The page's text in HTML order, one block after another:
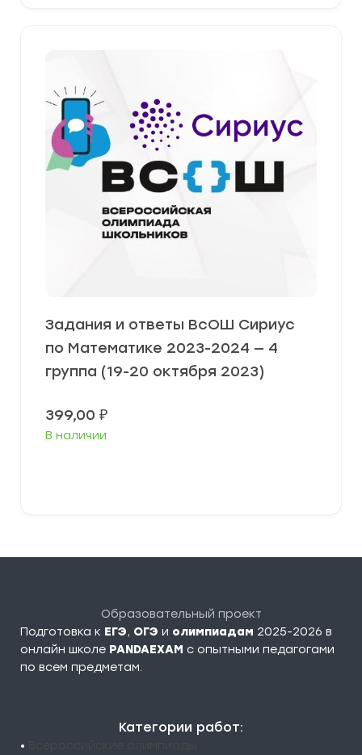
Задания и ответы ВсОШ Сириус
по Математике 2023-2024 — 4
группа (19-20 октября 2023)
399,00 ₽
В наличии
Образовательный проект
Подготовка к ЕГЭ, ОГЭ и олимпиадам 2025-2026 в
онлайн школе PANDAEXAM c опытными педагогами
по всем предметам.
Категории работ:
•